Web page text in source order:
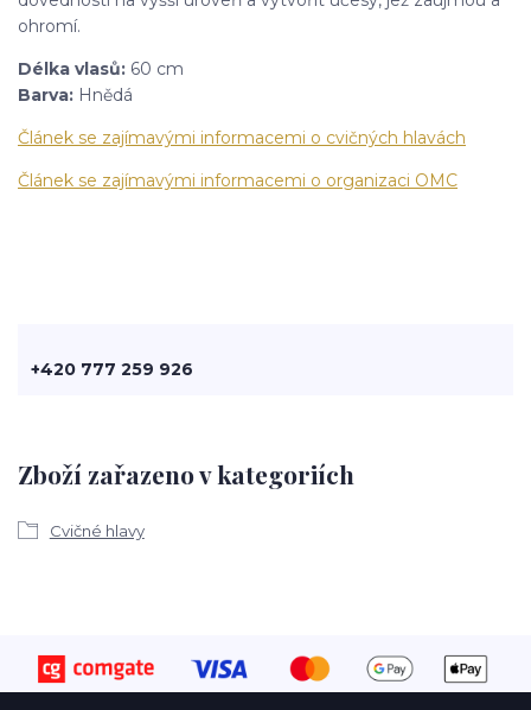
ohromí.
Délka vlasů: 60 cm
Barva: Hnědá
Článek se zajímavými informacemi o cvičných hlavách
Článek se zajímavými informacemi o organizaci OMC
Zboží zařazeno v kategoriích
Cvičné hlavy
+420 777 259 926